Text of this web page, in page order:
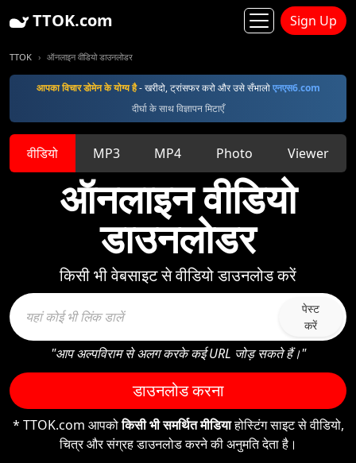
TTOK.com Sign Up
TTOK ऑनलाइन वीडियो डाउनलोडर
आपका विचार डोमेन के योग्य है- खरीदो, ट्रांसफर करो और उसे सँभालोएनएस6.com
दीर्घा के साथ विज्ञापन मिटाएँ
वीडियो MP3 MP4 Photo Viewer
ऑनलाइन वीडियो
डाउनलोडर
किसी भी वेबसाइट से वीडियो डाउनलोड करें
पेस्ट
करें
"आप अल्पविराम से अलग करके कई URL जोड़ सकते हैं।"
डाउनलोड करना
* TTOK.com आपकोकिसी भी समर्थित मीडियाहोस्टिंग साइट से वीडियो,
चित्र और संग्रह डाउनलोड करने की अनुमति देता है।